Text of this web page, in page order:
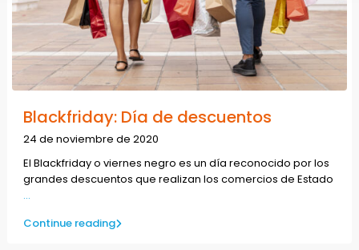
Blackfriday: Día de descuentos
24 de noviembre de 2020
El Blackfriday o viernes negro es un día reconocido por los
grandes descuentos que realizan los comercios de Estado
...
Continue reading